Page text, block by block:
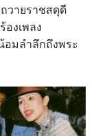
วายราชสดุดี
องเพลง
อมลำลึกถึงพระ